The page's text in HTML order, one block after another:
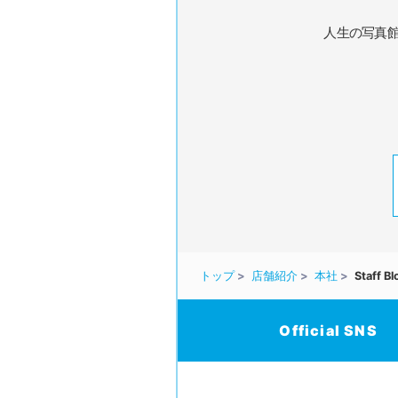
人生の写真
トップ 店舗紹介 本社 Staff
Official SNS